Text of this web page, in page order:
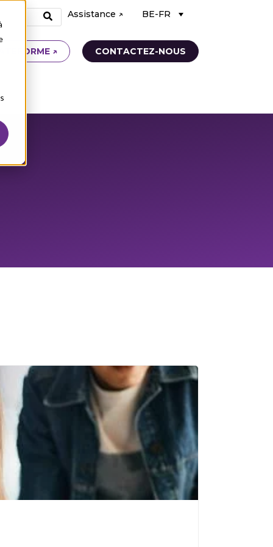
Assistance ↗ BE-FR
↗ CONTACTEZ-NOUS